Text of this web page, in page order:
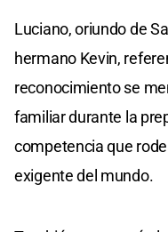
Luciano, oriundo de
hermano Kevin,
reconocimiento se
familiar durante la
competencia que
exigente del mundo.